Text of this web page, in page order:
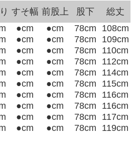
すそ幅 前股上 股下
総丈
●cm ●cm 78cm
108cm
●cm ●cm 78cm
109cm
●cm ●cm 78cm
110cm
●cm ●cm 78cm
112cm
●cm ●cm 78cm
114cm
●cm ●cm 78cm
115cm
●cm ●cm 78cm
116cm
●cm ●cm 78cm
116cm
●cm ●cm 78cm
117cm
●cm ●cm 78cm 119cm